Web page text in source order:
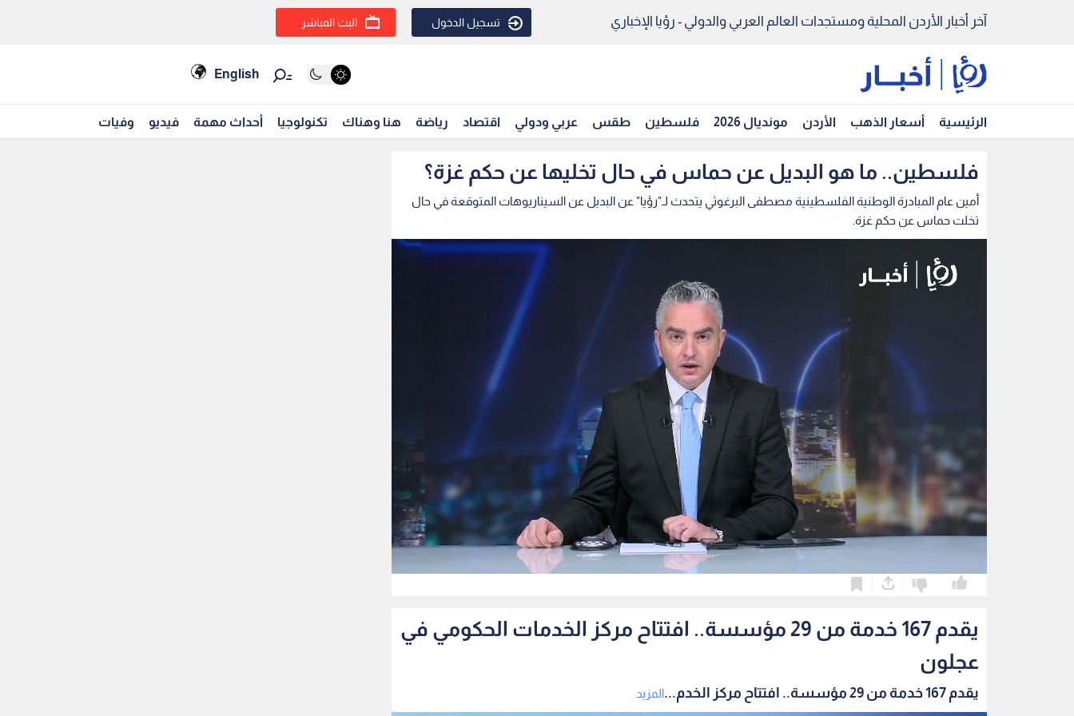
آخر أخبار الأردن المحلية ومستجدات العالم العربي والدولي - رؤيا الإخباري تسجيل الدخول البث المباشر
English
الرئيسية أسعار الذهب الأردن مونديال 2026 فلسطين طقس عربي ودولي اقتصاد رياضة هنا وهناك تكنولوجيا أحداث مهمة فيديو وفيات
فلسطين.. ما هو البديل عن حماس في حال تخليها عن حكم غزة؟
أمين عام المبادرة الوطنية الفلسطينية مصطفى البرغوثي يتحدث لـ"رؤيا" عن البديل عن السيناريوهات المتوقعة في حال
تخلت حماس عن حكم غزة.
يقدم 167 خدمة من 29 مؤسسة.. افتتاح مركز الخدمات الحكومي في
عجلون
يقدم 167 خدمة من 29 مؤسسة.. افتتاح مركز الخدم... المزيد